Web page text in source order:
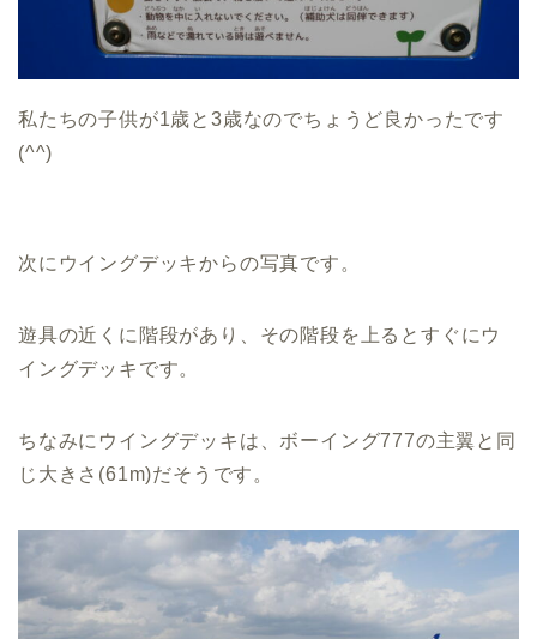
私たちの子供が1歳と3歳なのでちょうど良かったです
(^^)
次にウイングデッキからの写真です。
遊具の近くに階段があり、その階段を上るとすぐにウ
イングデッキです。
ちなみにウイングデッキは、ボーイング777の主翼と同
じ大きさ(61m)だそうです。